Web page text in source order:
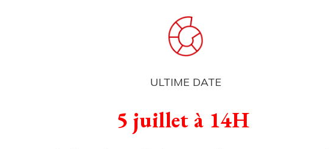
ULTIME DATE
5 juillet à 14H